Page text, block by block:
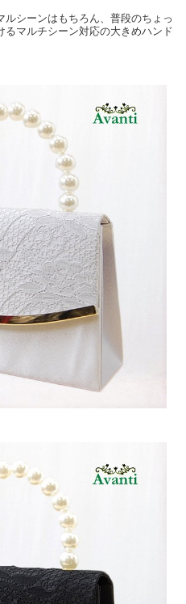
シーンはもちろん、普段のちょっ
るマルチシーン対応の大きめハンド